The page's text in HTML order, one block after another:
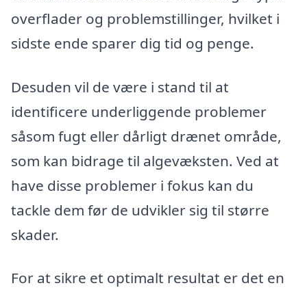
overflader og problemstillinger, hvilket i
sidste ende sparer dig tid og penge.
Desuden vil de være i stand til at
identificere underliggende problemer
såsom fugt eller dårligt drænet område,
som kan bidrage til algevæksten. Ved at
have disse problemer i fokus kan du
tackle dem før de udvikler sig til større
skader.
For at sikre et optimalt resultat er det en